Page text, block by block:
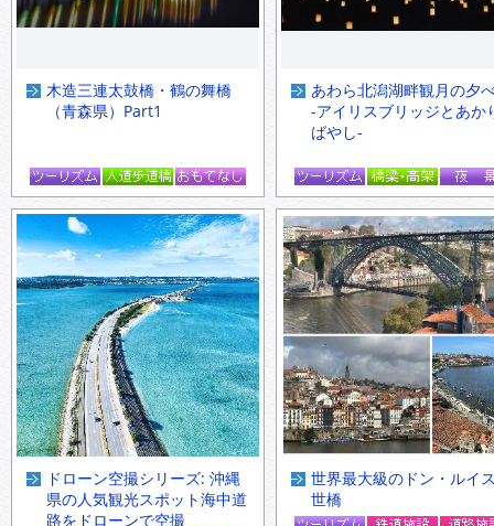
木造三連太鼓橋・鶴の舞橋
（青森県）Part1
あわら北潟湖畔観月の夕
-アイリスブリッジとあか
ばやし-
ドローン空撮シリーズ: 沖縄
県の人気観光スポット海中道
路をドローンで空撮
世界最大級のドン・ルイ
世橋